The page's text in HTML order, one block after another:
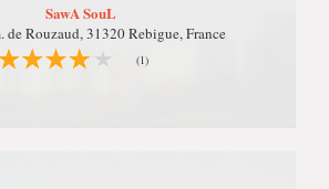
SawA SouL
de Rouzaud, 31320 Rebigue, France
(1)